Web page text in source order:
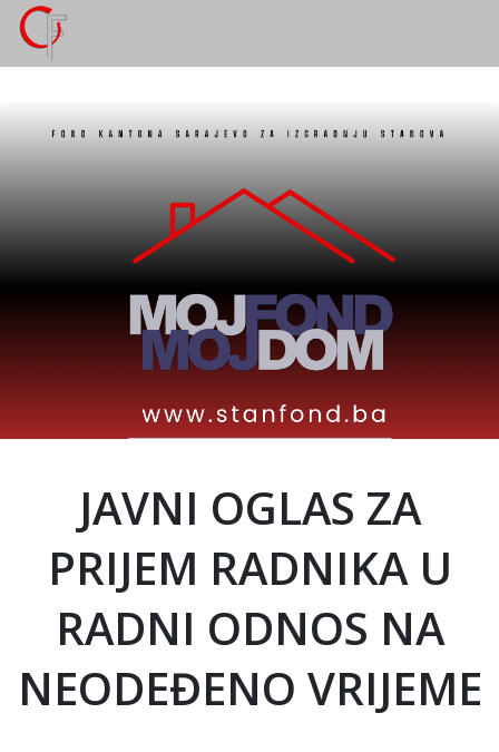
JAVNI OGLAS ZA
PRIJEM RADNIKA U
RADNI ODNOS NA
NEODEĐENO VRIJEME